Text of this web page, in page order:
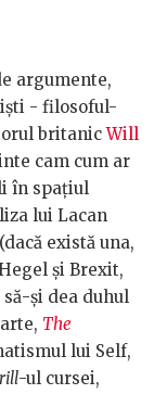
argumente,
- filosoful-
britanicWill
cam cum ar
în spațiul
lui Lacan
există una,
și Brexit,
și dea duhul
The
lui Self,
-ul cursei,